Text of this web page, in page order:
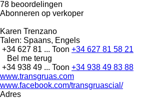
78 beoordelingen
Abonneren op verkoper
Karen Trenzano
Talen: Spaans, Engels
+34 627 81 ... Toon +34 627 81 58 21
Bel me terug
+34 938 49 ... Toon +34 938 49 83 88
www.transgruas.com
www.facebook.com/transgruascial/
Adres